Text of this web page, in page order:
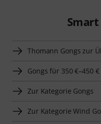
Thomann Gongs zur
Gongs für 350 €–450
Zur Kategorie Gongs
Zur Kategorie Wind